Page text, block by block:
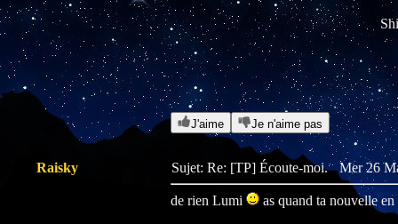
J'aime Je n'aime pas
Raisky Sujet: Re: [TP] Écoute-moi.Mer 26
de rien Lumi as quand ta nouvelle